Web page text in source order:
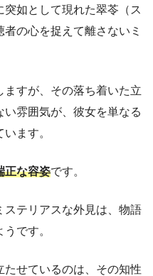
突如として現れた翠苓（ス
の心を捉えて離さないミ
すが、その落ち着いた立
雰囲気が、彼女を単なる
ます。
正な容姿です。
ステリアスな外見は、物語
です。
たせているのは、その知性